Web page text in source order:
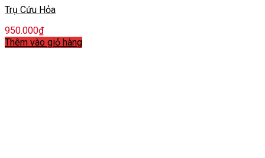
Trụ Cứu Hỏa
950.000₫
Thêm vào giỏ hàng